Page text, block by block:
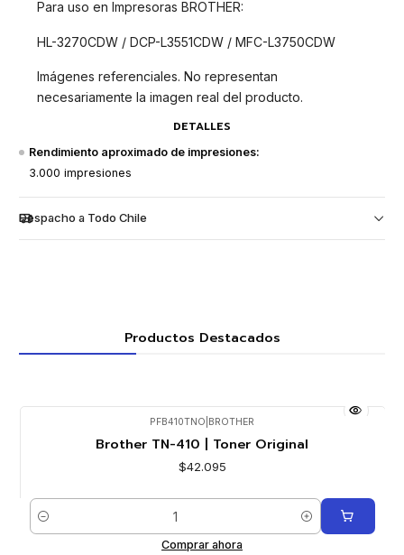
Para uso en Impresoras BROTHER:
HL-3270CDW / DCP-L3551CDW / MFC-L3750CDW
Imágenes referenciales. No representan
necesariamente la imagen real del producto.
DETALLES
Rendimiento aproximado de impresiones:
3.000 impresiones
Despacho a Todo Chile
Productos Destacados
PFB410TNO BROTHER
Brother TN-410 | Toner Original
$42.095
Cantidad
Comprar ahora